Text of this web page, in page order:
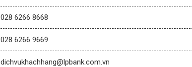
028 6266 8668
028 6266 9669
dichvukhachhang@lpbank.com.vn